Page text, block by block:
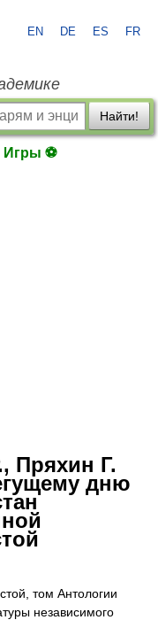
EN DE ES FR
Найти!
Игры ⚽
Пряхин Г.
дню
том Антологии
независимого